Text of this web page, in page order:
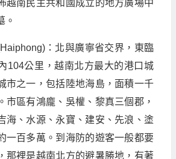
越南民主共和國成立的地方廣場中
。
：北與廣寧省交界，東臨
104公里，越南北方最大的港口城
市之一，包括陸地海島，面積一千
市區有鴻龐、吳權、黎真三個郡，
海、水源、永寶、建安、先浪、塗
一百多萬。到海防的遊客一般都要
那裡是越南北方的避暑勝地，有著